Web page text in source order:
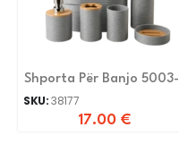
Shporta Për Banjo 5003-
6-Gray
SKU:38177
17.00 €